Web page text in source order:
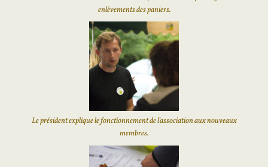
enlèvements des paniers.
Le président explique le fonctionnement de l’association aux nouveaux
membres.